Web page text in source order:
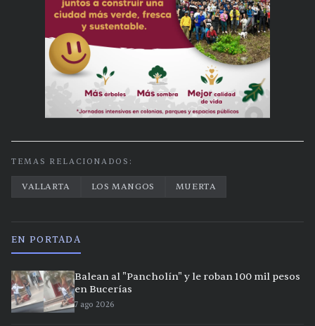
TEMAS RELACIONADOS:
VALLARTA LOS MANGOS MUERTA
EN PORTADA
Balean al "Pancholín" y le roban 100 mil pesos
en Bucerías
7 ago 2026